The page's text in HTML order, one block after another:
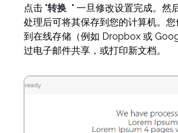
点击 "转换 " 一旦修改设置完成。然后
处理后可将其保存到您的计算机。
到在线存储（例如 Dropbox 或
过电子邮件共享，或打印新文档。